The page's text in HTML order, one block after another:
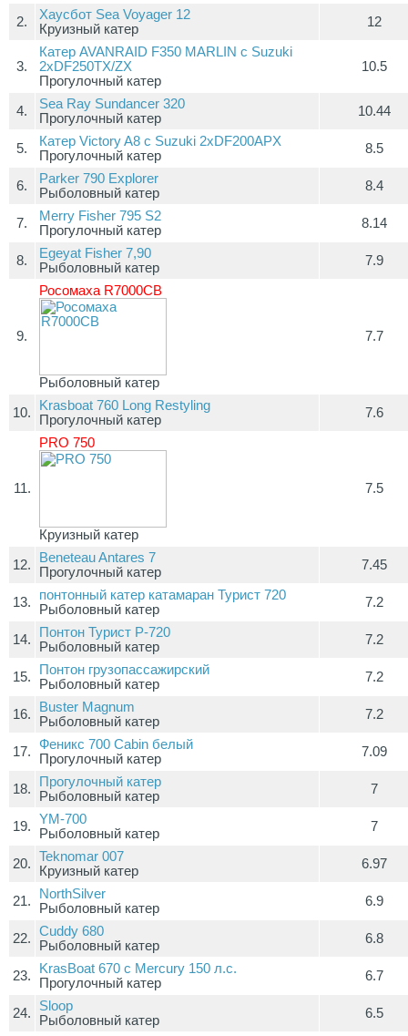
2.
Хаусбот Sea Voyager 12
Круизный катер
12
3.
Катер AVANRAID F350 MARLIN с Suzuki
2хDF250TX/ZX
Прогулочный катер
10.5
4.
Sea Ray Sundancer 320
Прогулочный катер
10.44
5.
Катер Victory A8 с Suzuki 2хDF200APX
Прогулочный катер
8.5
6.
Parker 790 Explorer
Рыболовный катер
8.4
7.
Merry Fisher 795 S2
Прогулочный катер
8.14
8.
Egeyat Fisher 7,90
Рыболовный катер
7.9
9.
Росомаха R7000СВ
Рыболовный катер
7.7
10.
Krasboat 760 Long Restyling
Прогулочный катер
7.6
11.
PRO 750
Круизный катер
7.5
12.
Beneteau Antares 7
Прогулочный катер
7.45
13.
понтонный катер катамаран Турист 720
Рыболовный катер
7.2
14.
Понтон Турист Р-720
Рыболовный катер
7.2
15.
Понтон грузопассажирский
Рыболовный катер
7.2
16.
Buster Magnum
Рыболовный катер
7.2
17.
Феникс 700 Cabin белый
Прогулочный катер
7.09
18.
Прогулочный катер
Рыболовный катер
7
19.
YM-700
Рыболовный катер
7
20.
Teknomar 007
Круизный катер
6.97
21.
NorthSilver
Рыболовный катер
6.9
22.
Cuddy 680
Рыболовный катер
6.8
23.
KrasBoat 670 c Mercury 150 л.с.
Прогулочный катер
6.7
24.
Sloop
Рыболовный катер
6.5